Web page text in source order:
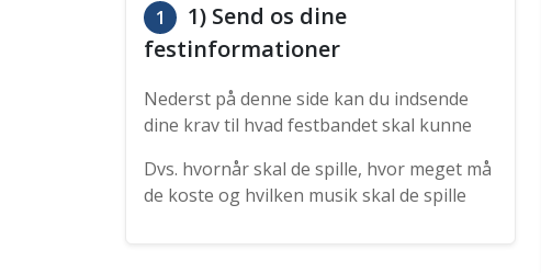
1
1) Send os dine
festinformationer
Nederst på denne side kan du indsende
dine krav til hvad festbandet skal kunne
Dvs. hvornår skal de spille, hvor meget må
de koste og hvilken musik skal de spille